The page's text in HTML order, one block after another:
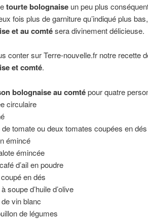
tourte bolognaise un peu plus
fois plus de garniture qu’indiqué plus
et au comtésera divinement délicieuse.
conter sur Terre-nouvelle.fr notre recette
et comté.
bolognaise au comtépour quatre
circulaire
tomate ou deux tomates coupées en dés
émincé
émincée
d’ail en poudre
en dés
soupe d’huile d’olive
vin blanc
de légumes